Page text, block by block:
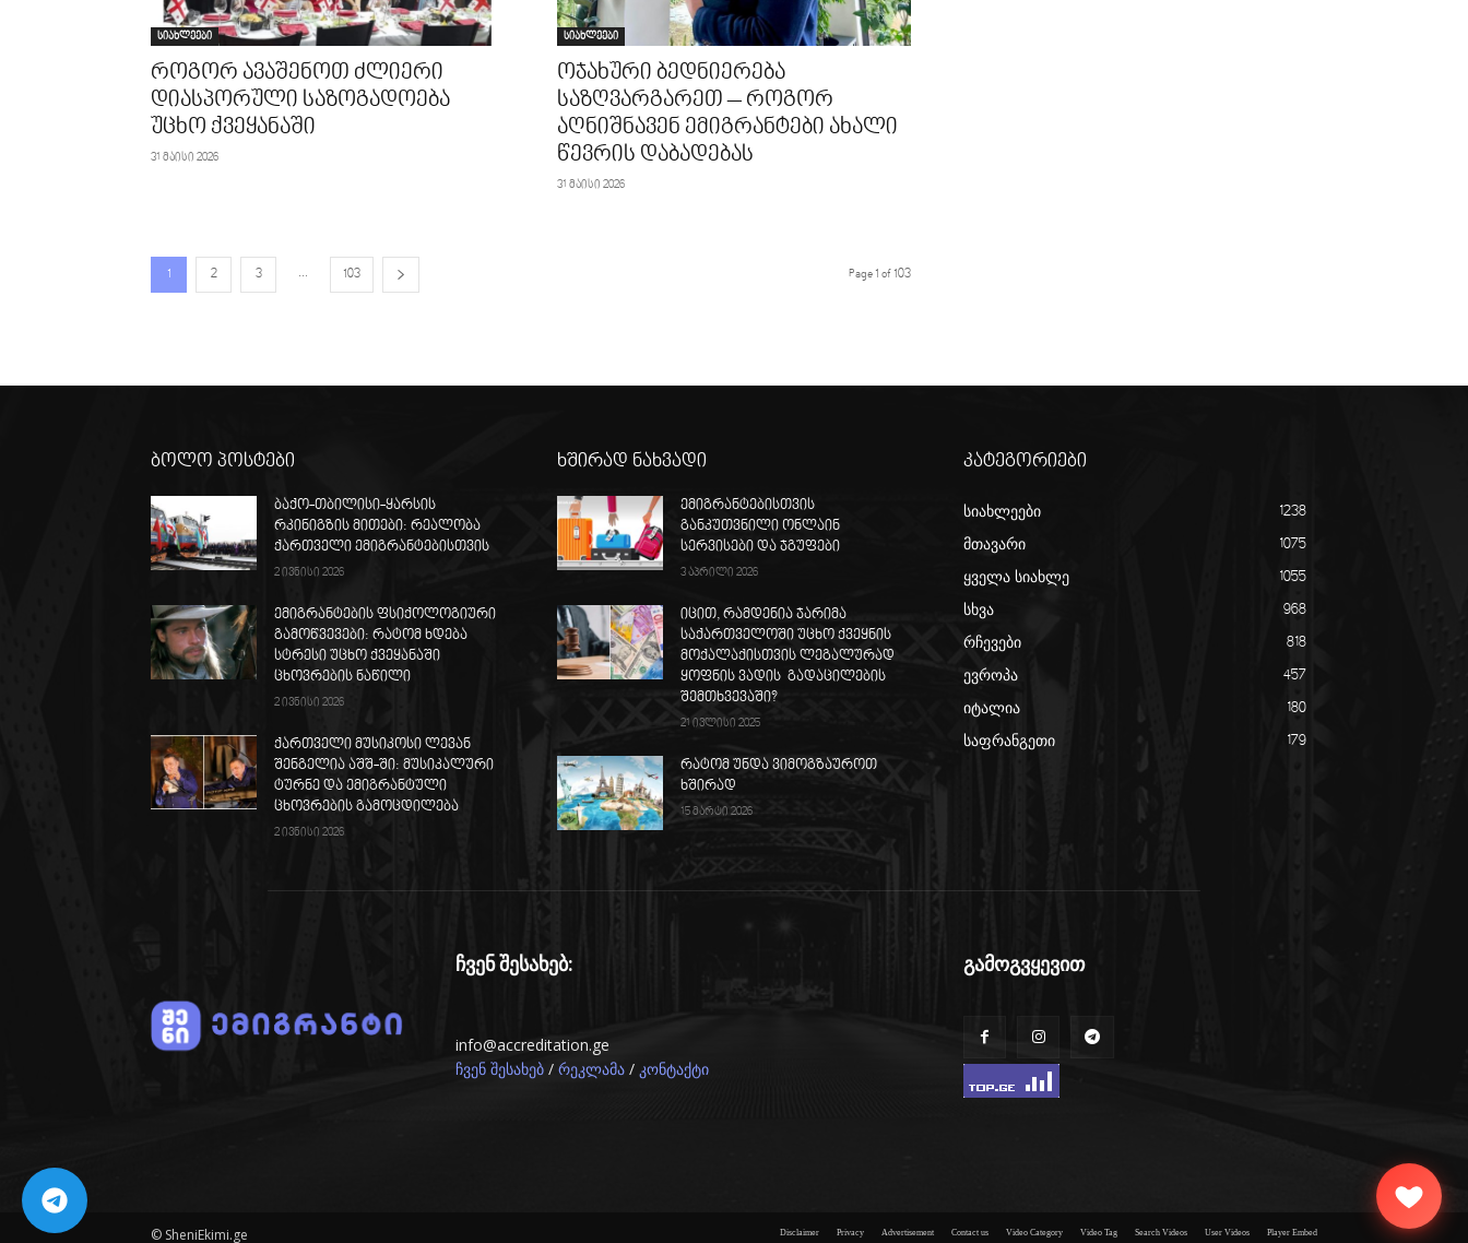
სიახლეები
როგორ ავაშენოთ ძლიერი
დიასპორული საზოგადოება
უცხო ქვეყანაში
31 მაისი 2026
სიახლეები
ოჯახური ბედნიერება
საზღვარგარეთ – როგორ
აღნიშნავენ ემიგრანტები ახალი
წევრის დაბადებას
31 მაისი 2026
1 2 3 ... 103 Page 1 of 103
ბოლო პოსტები
ბაქო-თბილისი-ყარსის
რკინიგზის მითები: რეალობა
ქართველი ემიგრანტებისთვის
2 ივნისი 2026
ემიგრანტების ფსიქოლოგიური
გამოწვევები: რატომ ხდება
სტრესი უცხო ქვეყანაში
ცხოვრების ნაწილი
2 ივნისი 2026
ქართველი მუსიკოსი ლევან
შენგელია აშშ-ში: მუსიკალური
ტურნე და ემიგრანტული
ცხოვრების გამოცდილება
2 ივნისი 2026
ხშირად ნახვადი
ემიგრანტებისთვის
განკუთვნილი ონლაინ
სერვისები და ჯგუფები
3 აპრილი 2026
იცით, რამდენია ჯარიმა
საქართველოში უცხო ქვეყნის
მოქალაქისთვის ლეგალურად
ყოფნის ვადის გადაცილების
შემთხვევაში?
21 ივლისი 2025
რატომ უნდა ვიმოგზაუროთ
ხშირად
15 მარტი 2026
კატეგორიები
სიახლეები 1238
მთავარი 1075
ყველა სიახლე 1055
სხვა 968
რჩევები 818
ევროპა 457
იტალია 180
საფრანგეთი 179
ჩვენ შესახებ:
info@accreditation.ge
ჩვენ შესახებ / რეკლამა / კონტაქტი
გამოგვყევით
© SheniEkimi.ge Disclaimer Privacy Advertisement Contact us Video Category Video Tag Search Videos User Videos Player Embed